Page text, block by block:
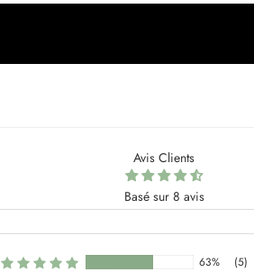
Avis Clients
Basé sur 8 avis
63%
(5)